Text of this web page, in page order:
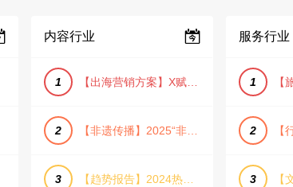
内容行业
1 【出海营销方案】X赋能全球决策链成就中国科技品牌2025年营销方案（PDF格式）
2 【非遗传播】2025“非遗融入现代生活”互联网平台助力非遗传播与消费专题报告（PDF格式）
3 【趋势报告】2024热议话题人群新趋势分析
服务行业
1
2
3